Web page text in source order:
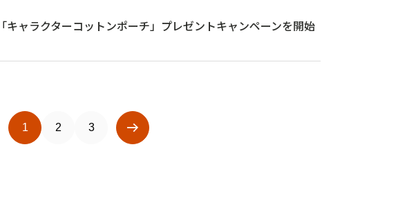
ャラクターコットンポーチ」プレゼントキャンペーンを開始
1 2 3